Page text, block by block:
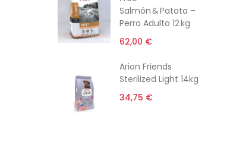
Salmón & Patata –
Perro Adulto 12 kg
62,00 €
Arion Friends
Sterilized Light 14kg
34,75 €